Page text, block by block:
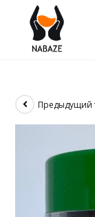
Предыдущий